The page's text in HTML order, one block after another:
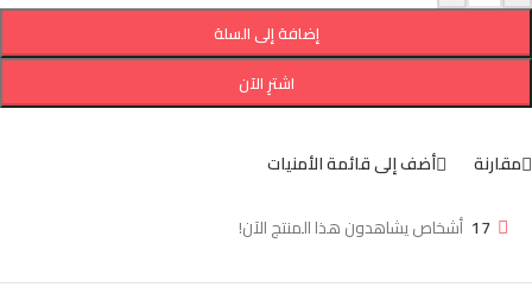
إضافة إلى السلة
اشترِ الآن
مقارنة أضف إلى قائمة الأمنيات
17 أشخاص يشاهدون هذا المنتج الآن!